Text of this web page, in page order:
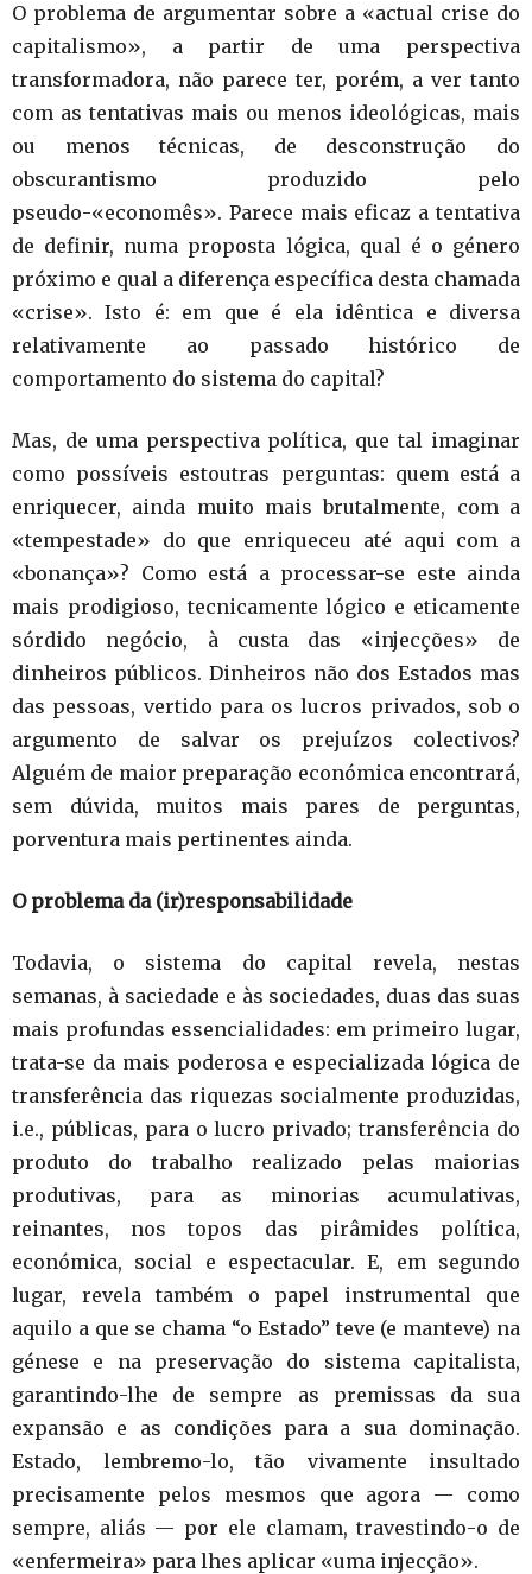
O problema de argumentar sobre a «actual crise do
capitalismo», a partir de uma perspectiva
transformadora, não parece ter, porém, a ver tanto
com as tentativas mais ou menos ideológicas, mais
ou menos técnicas, de desconstrução do
obscurantismo produzido pelo
pseudo-«economês». Parece mais eficaz a tentativa
de definir, numa proposta lógica, qual é o género
próximo e qual a diferença específica desta chamada
«crise». Isto é: em que é ela idêntica e diversa
relativamente ao passado histórico de
comportamento do sistema do capital?
Mas, de uma perspectiva política, que tal imaginar
como possíveis estoutras perguntas: quem está a
enriquecer, ainda muito mais brutalmente, com a
«tempestade» do que enriqueceu até aqui com a
«bonança»? Como está a processar-se este ainda
mais prodigioso, tecnicamente lógico e eticamente
sórdido negócio, à custa das «injecções» de
dinheiros públicos. Dinheiros não dos Estados mas
das pessoas, vertido para os lucros privados, sob o
argumento de salvar os prejuízos colectivos?
Alguém de maior preparação económica encontrará,
sem dúvida, muitos mais pares de perguntas,
porventura mais pertinentes ainda.
O problema da (ir)responsabilidade
Todavia, o sistema do capital revela, nestas
semanas, à saciedade e às sociedades, duas das suas
mais profundas essencialidades: em primeiro lugar,
trata-se da mais poderosa e especializada lógica de
transferência das riquezas socialmente produzidas,
i.e., públicas, para o lucro privado; transferência do
produto do trabalho realizado pelas maiorias
produtivas, para as minorias acumulativas,
reinantes, nos topos das pirâmides política,
económica, social e espectacular. E, em segundo
lugar, revela também o papel instrumental que
aquilo a que se chama “o Estado” teve (e manteve) na
génese e na preservação do sistema capitalista,
garantindo-lhe de sempre as premissas da sua
expansão e as condições para a sua dominação.
Estado, lembremo-lo, tão vivamente insultado
precisamente pelos mesmos que agora — como
sempre, aliás — por ele clamam, travestindo-o de
«enfermeira» para lhes aplicar «uma injecção».